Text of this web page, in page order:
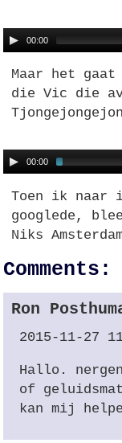
00:00
Maar het
die Vic die
00:00
Toen ik naar
googlede,
Niks
Comments:
Ron
2015-11-27
Hallo.
of
kan mij